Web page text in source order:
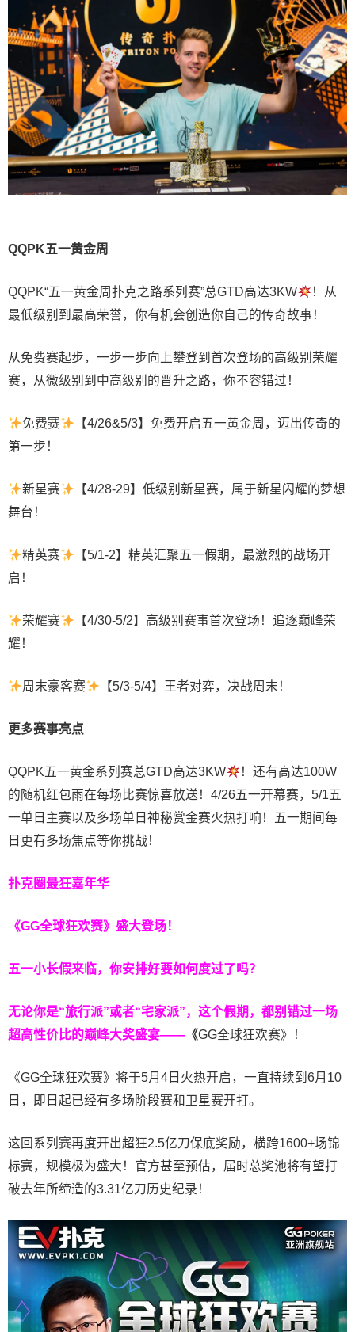
QQPK五一黄金周
QQPK“五一黄金周扑克之路系列赛”总GTD高达3KW
！从
最低级别到最高荣誉，你有机会创造你自己的传奇故事！
从免费赛起步，一步一步向上攀登到首次登场的高级别荣耀
赛，从微级别到中高级别的晋升之路，你不容错过！
免费赛 【4/26&5/3】免费开启五一黄金周，迈出传奇的
第一步！
新星赛 【4/28-29】低级别新星赛，属于新星闪耀的梦想
舞台！
精英赛 【5/1-2】精英汇聚五一假期，最激烈的战场开
启！
荣耀赛 【4/30-5/2】高级别赛事首次登场！追逐巅峰荣
耀！
周末豪客赛 【5/3-5/4】王者对弈，决战周末！
更多赛事亮点
QQPK五一黄金系列赛总GTD高达3KW ！还有高达100W
的随机红包雨在每场比赛惊喜放送 ！ 4/26五一开幕赛， 5/1五
一单日主赛以及多场单日神秘赏金赛火热打响！五一期间每
日更有多场焦点等你挑战！
扑克圈最狂嘉年华
《GG全球狂欢赛》盛大登场！
五一小长假来临，你安排好要如何度过了吗？
无论你是“旅行派”或者“宅家派”，这个假期，都别错过一场
超高性价比的巅峰大奖盛宴—— 《GG全球狂欢赛》！
《GG全球狂欢赛》将于5月4日火热开启，一直持续到6月10
日，即日起已经有多场阶段赛和卫星赛开打。
这回系列赛再度开出超狂2.5亿刀保底奖励，横跨1600+场锦
标赛，规模极为盛大！官方甚至预估，届时总奖池将有望打
破去年所缔造的3.31亿刀历史纪录！